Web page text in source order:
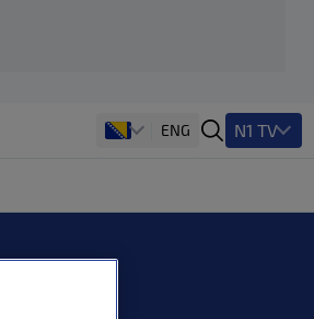
ENG N1 TV